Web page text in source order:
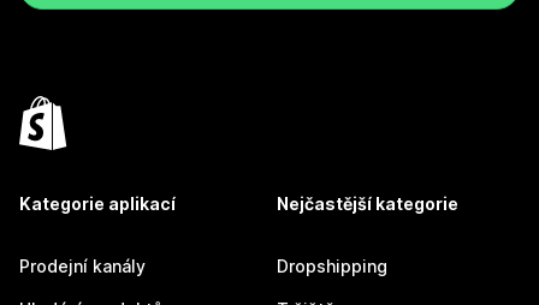
Kategorie aplikací
Prodejní kanály
Nejčastější kategorie
Dropshipping